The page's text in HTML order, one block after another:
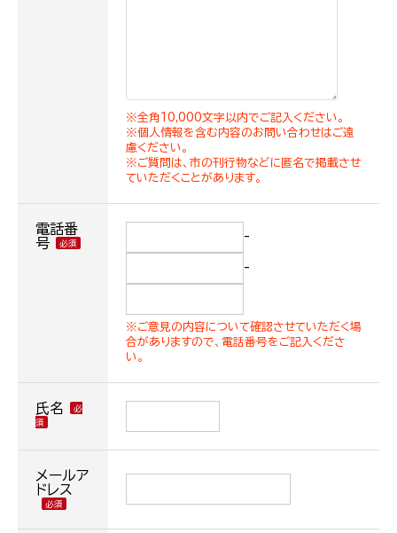
※全角10,000文字以内でご記入ください。
※個人情報を含む内容のお問い合わせはご遠
慮ください。
※ご質問は、市の刊行物などに匿名で掲載させ
ていただくことがあります。
電話番
号
-
-
※ご意見の内容について確認させていただく場
合がありますので、電話番号をご記入くださ
い。
氏名
メールア
ドレス